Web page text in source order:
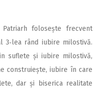
folosește frecvent
3‑lea rând iubire milostivă.
suflete și iubire milostivă,
construiește, iubire în care
dar și biserica realitate